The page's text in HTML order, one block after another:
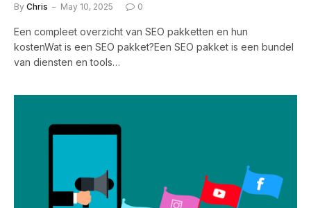
By Chris May 10, 2025 0
Een compleet overzicht van SEO pakketten en hun
kostenWat is een SEO pakket?Een SEO pakket is een bundel
van diensten en tools…